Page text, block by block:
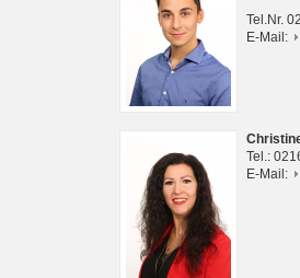
Tel.Nr.
E-Mail:
Tel.:
E-Mail: